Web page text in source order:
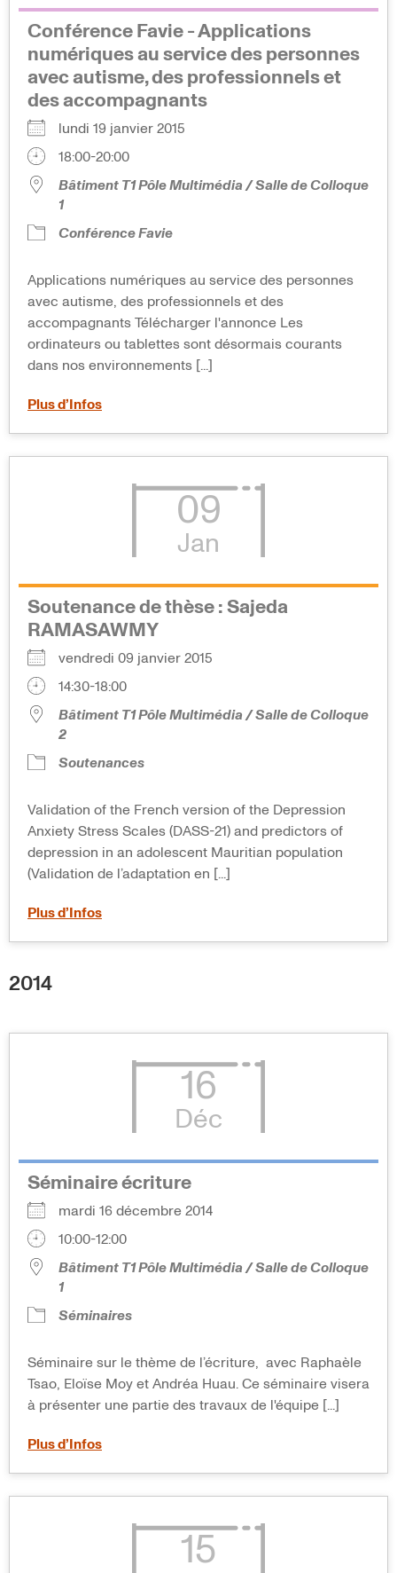
Conférence Favie - Applications
numériques au service des personnes
avec autisme, des professionnels et
des accompagnants
lundi 19 janvier 2015
18:00-20:00
Bâtiment T1 Pôle Multimédia / Salle de Colloque
1
Conférence Favie
Applications numériques au service des personnes
avec autisme, des professionnels et des
accompagnants Télécharger l'annonce Les
ordinateurs ou tablettes sont désormais courants
dans nos environnements [...]
Plus d’Infos
09
Jan
Soutenance de thèse : Sajeda
RAMASAWMY
vendredi 09 janvier 2015
14:30-18:00
Bâtiment T1 Pôle Multimédia / Salle de Colloque
2
Soutenances
Validation of the French version of the Depression
Anxiety Stress Scales (DASS-21) and predictors of
depression in an adolescent Mauritian population
(Validation de l’adaptation en [...]
Plus d’Infos
2014
16
Déc
Séminaire écriture
mardi 16 décembre 2014
10:00-12:00
Bâtiment T1 Pôle Multimédia / Salle de Colloque
1
Séminaires
Séminaire sur le thème de l’écriture, avec Raphaèle
Tsao, Eloïse Moy et Andréa Huau. Ce séminaire visera
à présenter une partie des travaux de l'équipe [...]
Plus d’Infos
15